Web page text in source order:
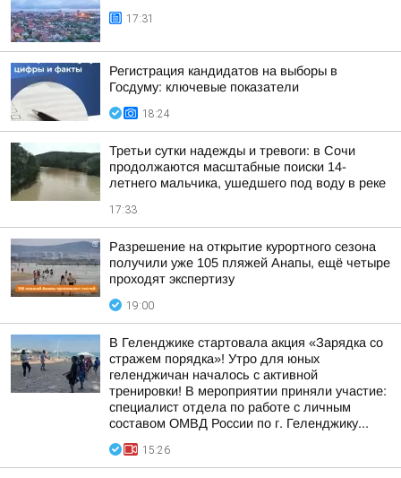
17:31
Регистрация кандидатов на выборы в
Госдуму: ключевые показатели
18:24
Третьи сутки надежды и тревоги: в Сочи
продолжаются масштабные поиски 14-
летнего мальчика, ушедшего под воду в реке
17:33
Разрешение на открытие курортного сезона
получили уже 105 пляжей Анапы, ещё четыре
проходят экспертизу
19:00
В Геленджике стартовала акция «Зарядка со
стражем порядка»! Утро для юных
геленджичан началось с активной
тренировки! В мероприятии приняли участие:
специалист отдела по работе с личным
составом ОМВД России по г. Геленджику...
15:26